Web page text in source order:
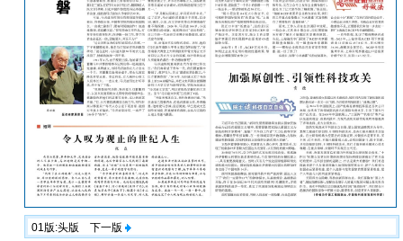
01版:头版 下一版